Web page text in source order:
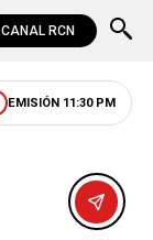
CANAL RCN
EMISIÓN 11:30 PM